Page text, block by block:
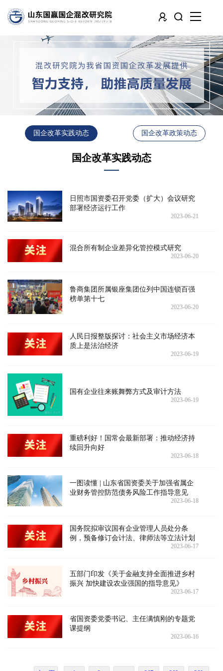
国企改革实践动态 国企改革政策动态
国企改革实践动态
日照市国资委召开党委（扩大）会议研究
部署经济运行工作
2023-06-21
混合所有制企业差异化管控模式研究
2023-06-20
鲁商集团所属银座集团位列中国连锁百强
榜单第十七
2023-06-20
人民日报整版探讨：社会主义市场经济本
质上是法治经济
2023-06-19
国有企业往来账舞弊方式及审计方法
2023-06-19
重磅利好！国常会最新部署：推动经济持
续回升向好
2023-06-18
一图读懂 | 山东省国资委关于加强省属企
业财务管控防范债务风险工作指导意见
2023-06-18
国务院拟审议国有企业管理人员处分条
例，预备修订会计法、律师法等立法计划
2023-06-17
五部门印发《关于金融支持全面推进乡村
振兴 加快建设农业强国的指导意见》
2023-06-17
省国资委党委书记、主任满慎刚的专题党
课提纲
2023-06-16